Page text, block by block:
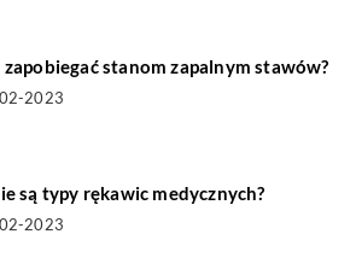
zapobiegać stanom zapalnym stawów?
2023
są typy rękawic medycznych?
2023